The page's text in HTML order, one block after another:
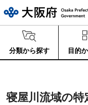
分類から探す 目的
寝屋川流域の特